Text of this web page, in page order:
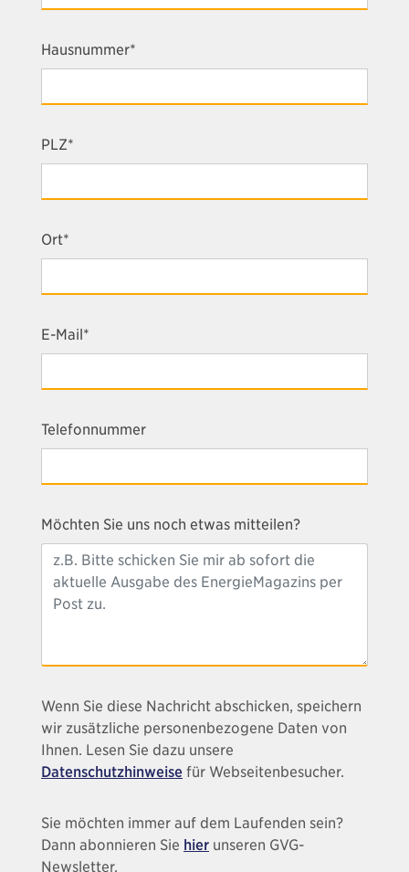
Hausnummer*
PLZ*
Ort*
E-Mail*
Telefonnummer
Möchten Sie uns noch etwas mitteilen?
Wenn Sie diese Nachricht abschicken, speichern
wir zusätzliche personenbezogene Daten von
Ihnen. Lesen Sie dazu unsere
Datenschutzhinweise für Webseitenbesucher.
Sie möchten immer auf dem Laufenden sein?
Dann abonnieren Sie hier unseren GVG-
Newsletter.